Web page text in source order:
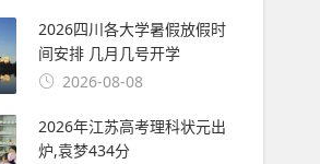
2026四川各大学暑假放假时
间安排 几月几号开学
2026-08-08
2026年江苏高考理科状元出
炉,袁梦434分